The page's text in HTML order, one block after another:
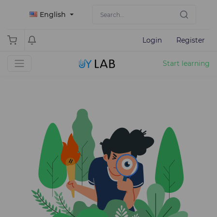
English
Login Register
Start learning